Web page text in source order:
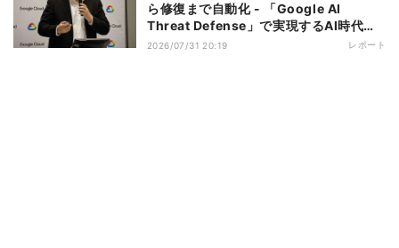
ら修復まで自動化 - 「Google AI
Threat Defense」で実現するAI時代の
防御戦略
2026/07/31 20:19 レポート